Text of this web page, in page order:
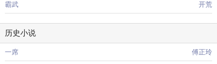
霸武 开荒
历史小说
一席 傅正玲